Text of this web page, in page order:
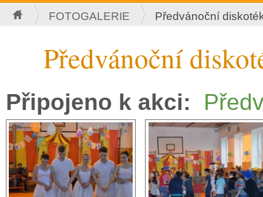
Jste zde
FOTOGALERIE Předvánoční
Předvánoční
Připojeno k akci: